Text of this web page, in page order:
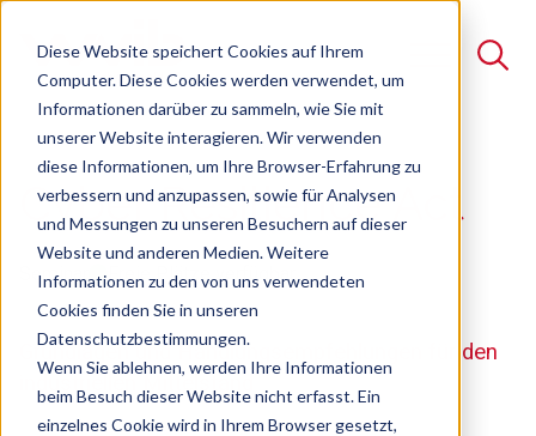
Diese Website speichert Cookies auf Ihrem
Computer. Diese Cookies werden verwendet, um
Informationen darüber zu sammeln, wie Sie mit
unserer Website interagieren. Wir verwenden
diese Informationen, um Ihre Browser-Erfahrung zu
verbessern und anzupassen, sowie für Analysen
und Messungen zu unseren Besuchern auf dieser
Website und anderen Medien. Weitere
Informationen zu den von uns verwendeten
Cookies finden Sie in unseren
Datenschutzbestimmungen.
Wenn Sie ablehnen, werden Ihre Informationen
beim Besuch dieser Website nicht erfasst. Ein
einzelnes Cookie wird in Ihrem Browser gesetzt,
Suche
Es gibt keine Vorschläge, da das Suchfeld leer ist.
Cyber Resilience Act
Seminar Freie Plätze verfügbar
Grundlagen und Handlungsempfehlungen für den
industriellen Mittelstand